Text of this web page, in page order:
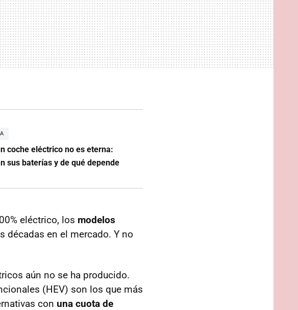
coche eléctrico no es eterna:
sus baterías y de qué depende
eléctrico, los modelos
décadas en el mercado. Y no
aún no se ha producido.
(HEV) son los que más
con una cuota de